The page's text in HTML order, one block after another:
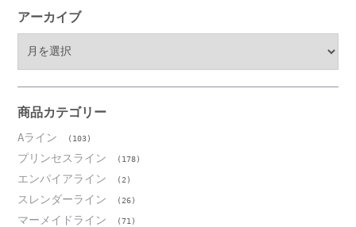
アーカイブ
ブ
商品カテゴリー
Aライン (103)
プリンセスライン (178)
エンパイアライン (2)
スレンダーライン (26)
マーメイドライン (71)